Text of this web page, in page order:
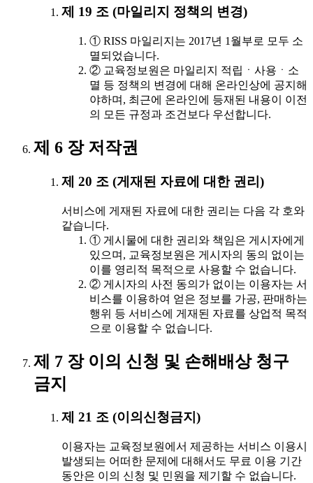
제 19 조 (마일리지 정책의 변경)
① RISS 마일리지는 2017년 1월부로 모두 소
멸되었습니다.
② 교육정보원은 마일리지 적립ㆍ사용ㆍ소
멸 등 정책의 변경에 대해 온라인상에 공지해
야하며, 최근에 온라인에 등재된 내용이 이전
의 모든 규정과 조건보다 우선합니다.
제 6 장 저작권
제 20 조 (게재된 자료에 대한 권리)
서비스에 게재된 자료에 대한 권리는 다음 각 호와
같습니다.
① 게시물에 대한 권리와 책임은 게시자에게
있으며, 교육정보원은 게시자의 동의 없이는
이를 영리적 목적으로 사용할 수 없습니다.
② 게시자의 사전 동의가 없이는 이용자는 서
비스를 이용하여 얻은 정보를 가공, 판매하는
행위 등 서비스에 게재된 자료를 상업적 목적
으로 이용할 수 없습니다.
제 7 장 이의 신청 및 손해배상 청구
금지
제 21 조 (이의신청금지)
이용자는 교육정보원에서 제공하는 서비스 이용시
발생되는 어떠한 문제에 대해서도 무료 이용 기간
동안은 이의 신청 및 민원을 제기할 수 없습니다.